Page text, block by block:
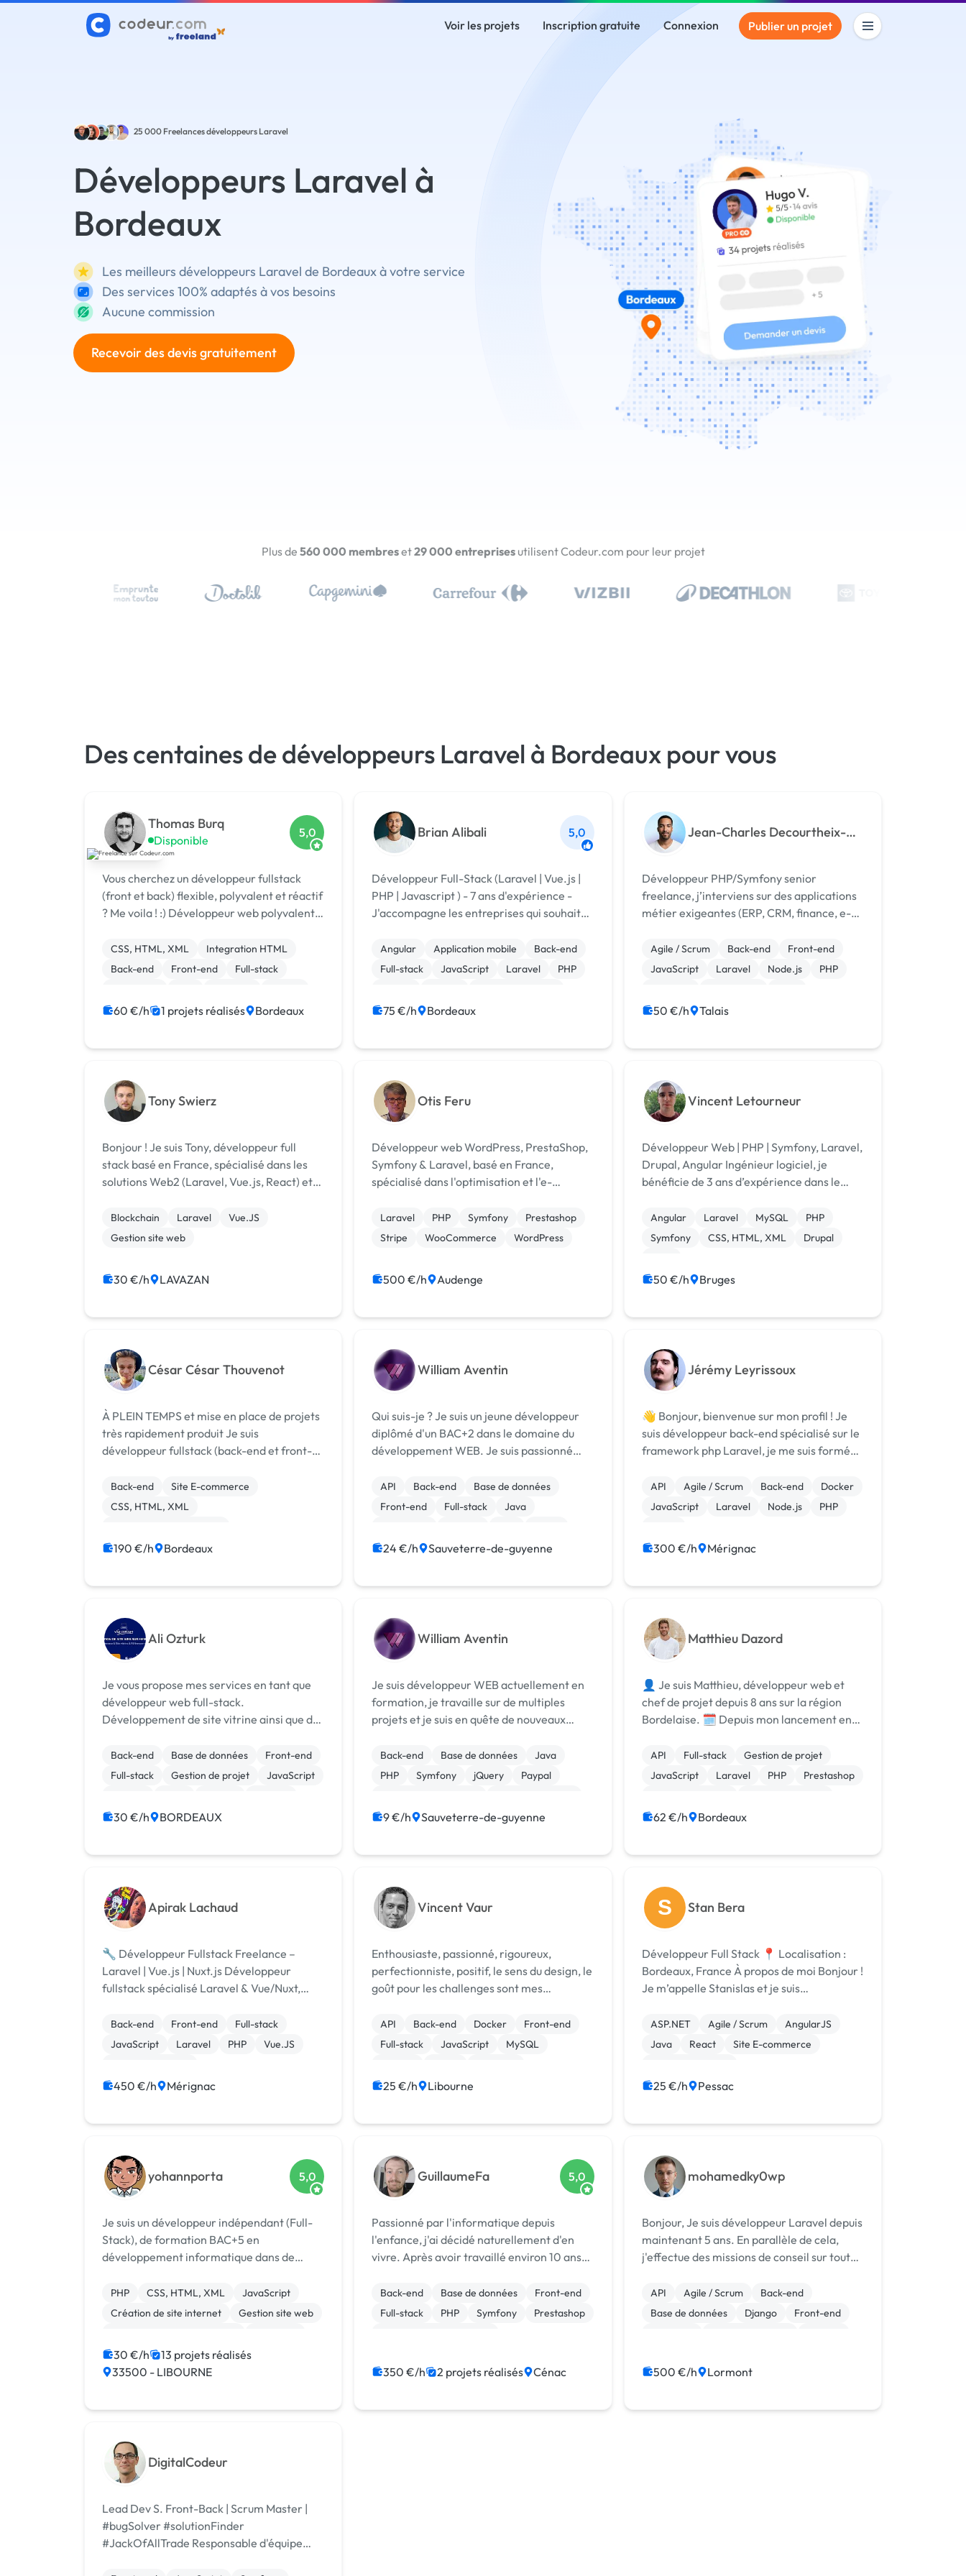
Voir les projets Inscription gratuite Connexion Publier un projet
25 000 Freelances développeurs Laravel
Développeurs Laravel à
Bordeaux
Les meilleurs développeurs Laravel de Bordeaux à votre service
Des services 100% adaptés à vos besoins
Aucune commission
Recevoir des devis gratuitement
Plus de 560 000 membreset29 000 entreprisesutilisent Codeur.com pour leur projet
Des centaines de développeurs Laravel à Bordeaux pour vous
Thomas Burq
Disponible
5,0
Vous cherchez un développeur fullstack
(front et back) flexible, polyvalent et réactif
? Me voila ! :) Développeur web polyvalent
Wordpress) depuis maintenant 5 ans, j'ai
travaillé sur des projets variés - site...
CSS, HTML, XML
Integration HTML
Back-end
Front-end
Full-stack
Site E-commerce
60 €/h 1 projets réalisés Bordeaux
Brian Alibali 5,0
Développeur Full-Stack (Laravel | Vue.js |
PHP | Javascript ) - 7 ans d'expérience -
J'accompagne les entreprises qui souhaite
croissance.
Angular Application mobile
Back-end
Full-stack
JavaScript Laravel
PHP
75 €/h Bordeaux
Jean-Charles Decourtheix-
Développeur PHP/Symfony senior
freelance, j’interviens sur des applications
métier exigeantes (ERP, CRM, finance, e-
est un enjeu stratégique.
Agile / Scrum Back-end
Front-end
JavaScript
Laravel Node.js
PHP
50 €/h Talais
Tony Swierz
Bonjour ! Je suis Tony, développeur full
stack basé en France, spécialisé dans les
solutions Web2 (Laravel, Vue.js, React) et
ans d’expérience, dont 4 en télétravail, je
conçois des applications performa...
Blockchain Laravel
Vue.JS
Gestion site web
30 €/h LAVAZAN
Otis Feru
Développeur web WordPress, PrestaShop,
Symfony & Laravel, basé en France,
spécialisé dans l'optimisation et l'e-
Laravel PHP Symfony
Prestashop
Stripe
WooCommerce WordPress
500 €/h Audenge
Vincent Letourneur
Développeur Web | PHP | Symfony, Laravel,
Drupal, Angular Ingénieur logiciel, je
bénéficie de 3 ans d’expérience dans le
et d'un an dans la gestion de projets IT, avec
une forte orientation PHP. Compéte...
Angular Laravel MySQL
PHP
Symfony
CSS, HTML, XML
Drupal
50 €/h Bruges
César César Thouvenot
À PLEIN TEMPS et mise en place de projets
très rapidement produit Je suis
développeur fullstack (back-end et front-
Landing page, Site vitrine ou E-commerce -
Conception et développement d'une
Back-end
Site E-commerce
CSS, HTML, XML
Installation de Script
190 €/h Bordeaux
William Aventin
Qui suis-je ? Je suis un jeune développeur
diplômé d'un BAC+2 dans le domaine du
développement WEB. Je suis passionné
de site internet et logiciel. J'ai déjà eu
l'occasion de travailler sur des projet...
API Back-end
Base de données
Front-end
Full-stack
Java
24 €/h Sauveterre-de-guyenne
Jérémy Leyrissoux
👋 Bonjour, bienvenue sur mon profil ! Je
suis développeur back-end spécialisé sur le
framework php Laravel, je me suis formé
site udemy. Mes formations Udemy suivis : -
PHP with Laravel for beginne...
API Agile / Scrum Back-end
Docker
JavaScript
Laravel Node.js
PHP
300 €/h Mérignac
Ali Ozturk
Je vous propose mes services en tant que
développeur web full-stack.
Développement de site vitrine ainsi que des
technologies récentes du web tels que
React, React Native, Symfony, Laravel.
Back-end Base de données
Front-end
Full-stack
Gestion de projet
JavaScript
30 €/h BORDEAUX
William Aventin
Je suis développeur WEB actuellement en
formation, je travaille sur de multiples
projets et je suis en quête de nouveaux
le domaine. Je travaille sous les langages
suivants: Java, HTML, CSS, SASS, PHP et ...
Back-end Base de données
Java
PHP
Symfony jQuery
Paypal
Création de site internet
9 €/h Sauveterre-de-guyenne
Matthieu Dazord
👤 Je suis Matthieu, développeur web et
chef de projet depuis 8 ans sur la région
Bordelaise. 🗓️ Depuis mon lancement en
types de partenaires : entrepreneurs, start-
up, agences de développement et de
API Full-stack
Gestion de projet
JavaScript
Laravel PHP
Prestashop
Création de site internet
62 €/h Bordeaux
Apirak Lachaud
🔧 Développeur Fullstack Freelance –
Laravel | Vue.js | Nuxt.js Développeur
fullstack spécialisé Laravel & Vue/Nuxt,
dans la création d’applications web
performantes, évolutives et bien conçues.
Back-end Front-end
Full-stack
JavaScript
Laravel PHP
Vue.JS
Création de site internet
450 €/h Mérignac
Vincent Vaur
Enthousiaste, passionné, rigoureux,
perfectionniste, positif, le sens du design, le
goût pour les challenges sont mes
Développeur professionnel depuis environ
15 ans, j'aime mon métier et le fait aussi
API Back-end Docker
Front-end
Full-stack
JavaScript
MySQL
25 €/h Libourne
S Stan Bera
Développeur Full Stack 📍 Localisation :
Bordeaux, France À propos de moi Bonjour !
Je m’appelle Stanislas et je suis
d’expérience dans la création de sites web
performants et d’applications web su...
ASP.NET Agile / Scrum
AngularJS
Java
React
Site E-commerce
Création de site internet
25 €/h Pessac
yohannporta 5,0
Je suis un développeur indépendant (Full-
Stack), de formation BAC+5 en
développement informatique dans de
ans. J'ai décidé de me lancer en tant que
freelance pour voler de mes propres ailes
PHP CSS, HTML, XML
JavaScript
Création de site internet
Gestion site web
Base de données
Front-end
30 €/h
13 projets réalisés
33500 - LIBOURNE
GuillaumeFa 5,0
Passionné par l'informatique depuis
l'enfance, j'ai décidé naturellement d'en
vivre. Après avoir travaillé environ 10 ans
développeur principalement dans le
domaine de l'expertise comptable), j'ai pris
Back-end Base de données
Front-end
Full-stack
PHP Symfony
Prestashop
350 €/h 2 projets réalisés Cénac
mohamedky0wp
Bonjour, Je suis développeur Laravel depuis
maintenant 5 ans. En parallèle de cela,
j'effectue des missions de conseil sur toute
permet d'avoir une profil très polyvalent.
Tout ceci me permet de m'ada...
API Agile / Scrum
Back-end
Base de données
Django
Front-end
500 €/h Lormont
DigitalCodeur
Lead Dev S. Front-Back | Scrum Master |
#bugSolver #solutionFinder
#JackOfAllTrade Responsable d'équipe